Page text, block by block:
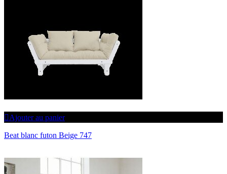
Ajouter au panier
Beat blanc futon Beige 747